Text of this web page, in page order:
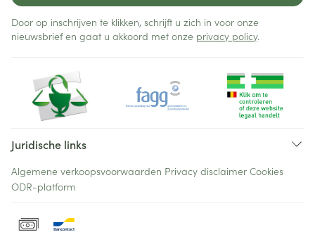
Door op inschrijven te klikken, schrijft u zich in voor onze
nieuwsbrief en gaat u akkoord met onze privacy policy.
Juridische links
Algemene verkoopsvoorwaarden Privacy disclaimer Cookies
ODR-platform